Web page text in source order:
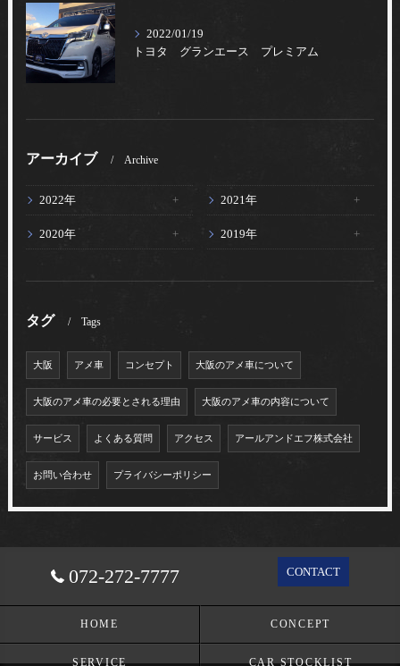
2022/01/19
トヨタ グランエース プレミアム
アーカイブ Archive
2022年 2021年
2020年 2019年
タグ Tags
大阪 アメ車 コンセプト 大阪のアメ車について
大阪のアメ車の必要とされる理由 大阪のアメ車の内容について
サービス よくある質問 アクセス アールアンドエフ株式会社
お問い合わせ プライバシーポリシー
072-272-7777 CONTACT
HOME CONCEPT
SERVICE CAR STOCKLIST